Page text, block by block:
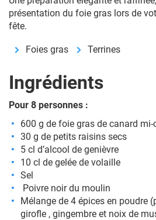
présentation du foie gras lors de
fête.
Foies gras Terrines
Ingrédients
Pour 8 personnes :
600 g de foie gras de canard mi-
30 g de petits raisins secs
5 cl d’alcool de genièvre
10 cl de gelée de volaille
Sel
Poivre noir du moulin
Mélange de 4 épices en poudre
girofle , gingembre et noix de